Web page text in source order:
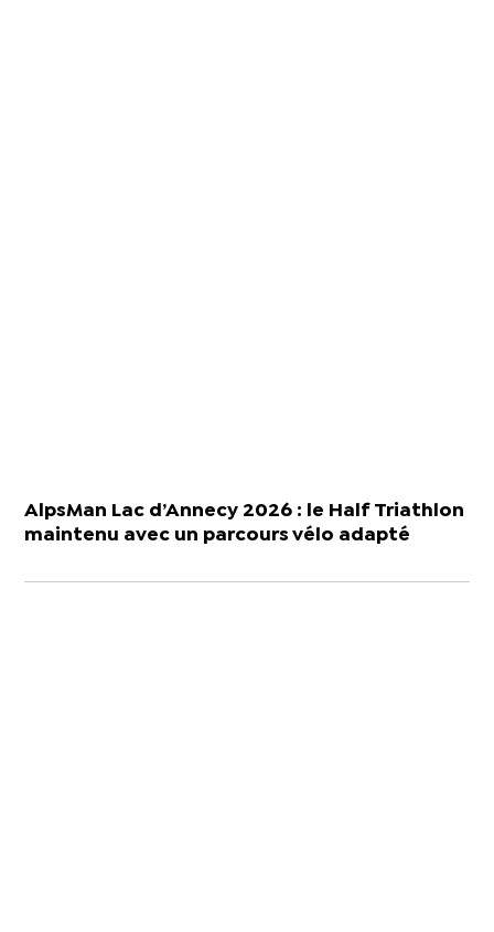
AlpsMan Lac d’Annecy 2026 : le Half Triathlon
maintenu avec un parcours vélo adapté